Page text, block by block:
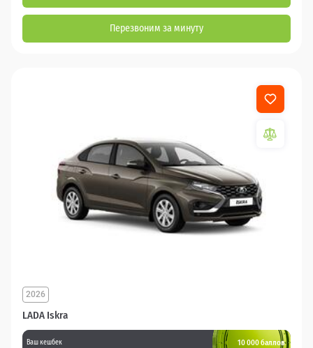
Перезвоним за минуту
LADA Iskra
2026
Ваш кешбек 10 000 баллов